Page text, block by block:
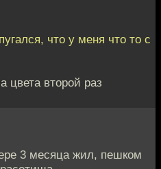
что у меня что то с
цвета второй раз
3 месяца жил, пешком